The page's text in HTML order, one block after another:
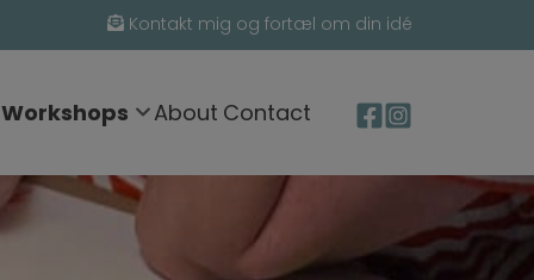
Kontakt mig og fortæl om din idé
Workshops About Contact